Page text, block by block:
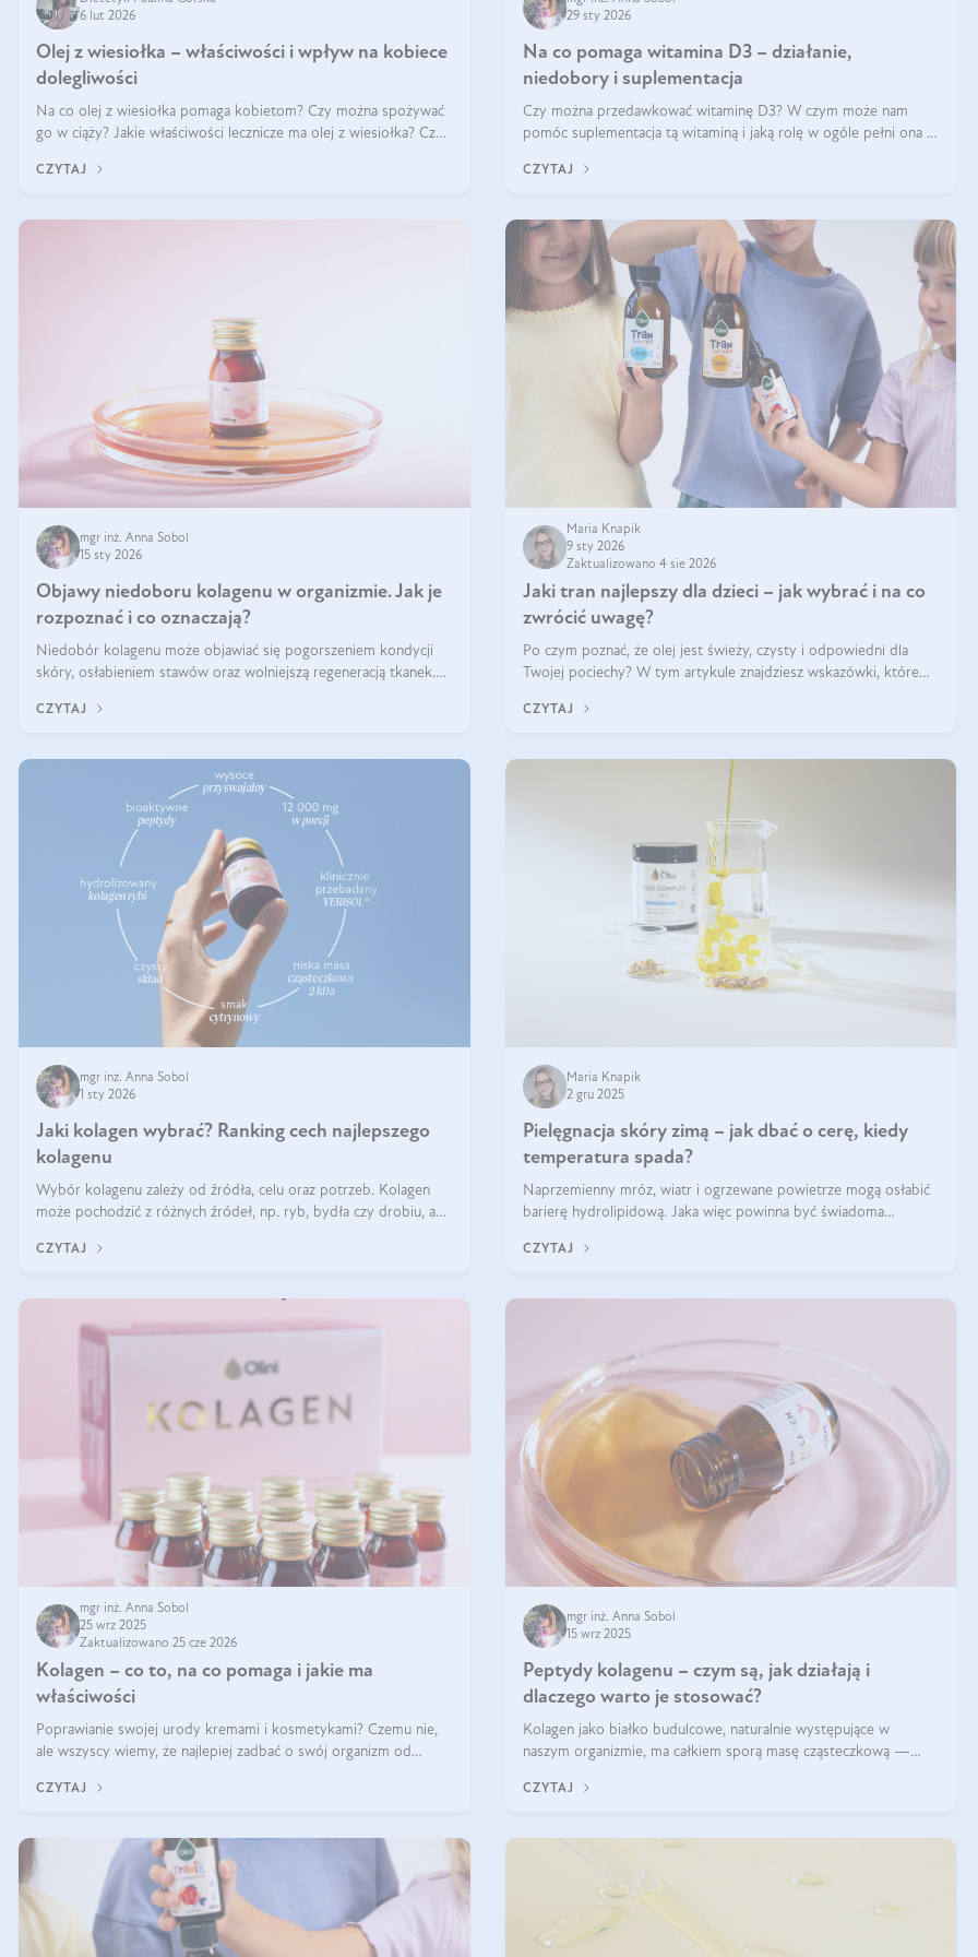
6 lut 2026
Olej z wiesiołka – właściwości i wpływ na kobiece
dolegliwości
Na co olej z wiesiołka pomaga kobietom? Czy można spożywać
go w ciąży? Jakie właściwości lecznicze ma olej z wiesiołka? Czy
efekty? Jaka jes
CZYTAJ
29 sty 2026
Na co pomaga witamina D3 – działanie,
niedobory i suplementacja
Czy można przedawkować witaminę D3? W czym może nam
pomóc suplementacja tą witaminą i jaką rolę w ogóle pełni ona w
zalecane jest jesienią i zimą, ale czy wiesz, dlaczego warto to
CZYTAJ
mgr inż. Anna Sobol
15 sty 2026
Objawy niedoboru kolagenu w organizmie. Jak je
rozpoznać i co oznaczają?
Niedobór kolagenu może objawiać się pogorszeniem kondycji
skóry, osłabieniem stawów oraz wolniejszą regeneracją tkanek.
skóry, bóle stawów, łamliwość paznokci oraz osłabienie włosów.
CZYTAJ
Maria Knapik
9 sty 2026
Zaktualizowano 4 sie 2026
Jaki tran najlepszy dla dzieci – jak wybrać i na co
zwrócić uwagę?
Po czym poznać, że olej jest świeży, czysty i odpowiedni dla
Twojej pociechy? W tym artykule znajdziesz wskazówki, które
CZYTAJ
mgr inż. Anna Sobol
1 sty 2026
Jaki kolagen wybrać? Ranking cech najlepszego
kolagenu
Wybór kolagenu zależy od źródła, celu oraz potrzeb. Kolagen
może pochodzić z różnych źródeł, np. ryb, bydła czy drobiu, a
sprawdza się kolagen rybi, a dla wspierania stawów — kolagen
CZYTAJ
Maria Knapik
2 gru 2025
Pielęgnacja skóry zimą – jak dbać o cerę, kiedy
temperatura spada?
Naprzemienny mróz, wiatr i ogrzewane powietrze mogą osłabić
barierę hydrolipidową. Jaka więc powinna być świadoma
CZYTAJ
mgr inż. Anna Sobol
25 wrz 2025
Zaktualizowano 25 cze 2026
Kolagen – co to, na co pomaga i jakie ma
właściwości
Poprawianie swojej urody kremami i kosmetykami? Czemu nie,
ale wszyscy wiemy, że najlepiej zadbać o swój organizm od
zewnętrzny prezentował się zdrowo i atrakcyjnie. Stosowanie
CZYTAJ
mgr inż. Anna Sobol
15 wrz 2025
Peptydy kolagenu – czym są, jak działają i
dlaczego warto je stosować?
Kolagen jako białko budulcowe, naturalnie występujące w
naszym organizmie, ma całkiem sporą masę cząsteczkową —
formie, byłby trudno strawialny. Aby był lepiej przyswajalny i
CZYTAJ